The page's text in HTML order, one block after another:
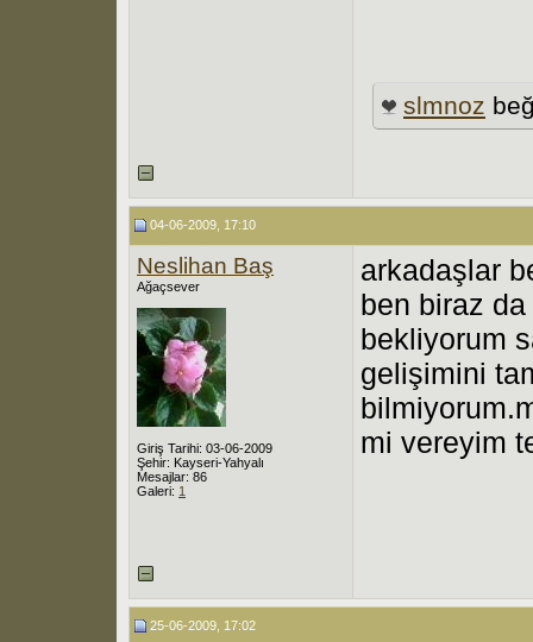
slmnoz
04-06-2009, 17:10
Neslihan Baş
Ağaçsever
Giriş Tarihi: 03-06-2009
Şehir: Kayseri-Yahyalı
Mesajlar: 86
Galeri: 1
arkadaşlar
ben biraz da
bekliyorum
gelişimini
mi vereyim
25-06-2009, 17:02